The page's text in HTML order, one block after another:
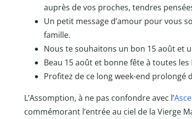
auprès de vos proches, tendres
Un petit message d’amour pour vous
famille.
Nous te souhaitons un bon 15 août et
Beau 15 août et bonne fête à toutes les
Profitez de ce long week-end prolongé
L’Assomption, à ne pas confondre avec l’
commémorant l’entrée au ciel de la Vierge